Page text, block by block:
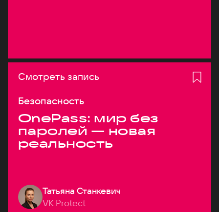
Смотреть запись
Безопасность
OnePass: мир без
паролей — новая
реальность
Татьяна Станкевич
VK Protect